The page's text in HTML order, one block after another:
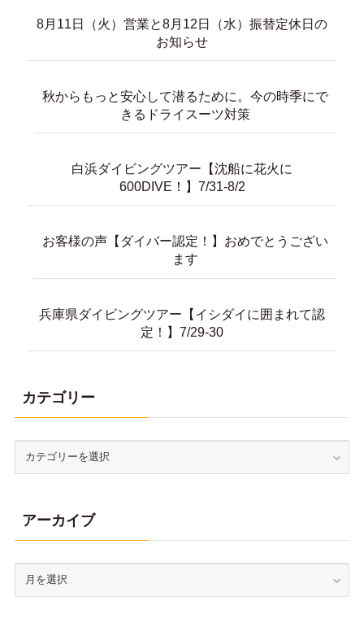
秋からもっと安心して潜るために。今の時季にで
きるドライスーツ対策
白浜ダイビングツアー【沈船に花火に
600DIVE！】7/31-8/2
お客様の声【ダイバー認定！】おめでとうござい
ます
兵庫県ダイビングツアー【イシダイに囲まれて認
定！】7/29-30
カテゴリー
アーカイブ